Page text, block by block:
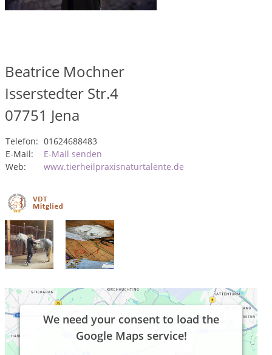
Beatrice Mochner
Isserstedter Str.4
07751 Jena
Telefon: 01624688483
E-Mail:
E-Mail senden
Web:
www.tierheilpraxisnaturtalente.de
We need your consent to load the
Google Maps service!